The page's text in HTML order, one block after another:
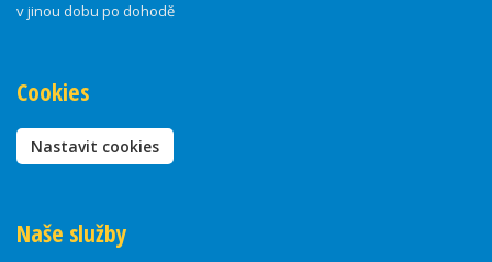
v jinou dobu po dohodě
Cookies
Nastavit cookies
Naše služby